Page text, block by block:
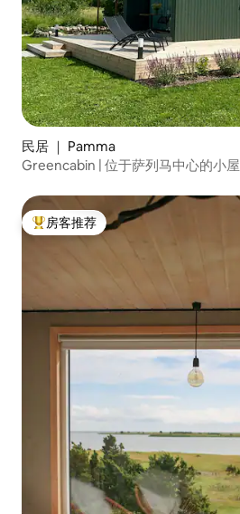
民居 ｜ Pamma
Greencabin | 位于萨列马中心的小屋
热门「房客推荐」
房客推荐